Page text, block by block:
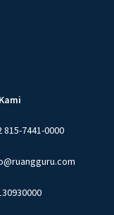
815-7441-0000